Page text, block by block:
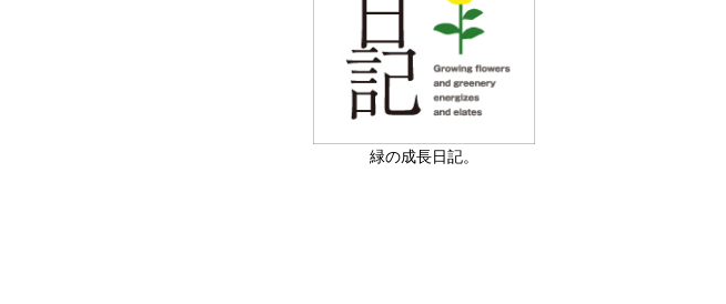
緑の成長日記。